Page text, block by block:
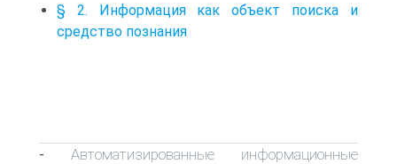
§ 2. Информация как объект поиска и
средство познания
- Автоматизированные информационные